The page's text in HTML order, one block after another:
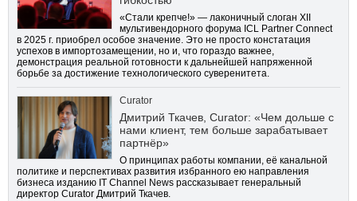
«Стали крепче!» — лаконичный слоган XII
мультивендорного форума ICL Partner Connect
в 2025 г. приобрел особое значение. Это не просто констатация
успехов в импортозамещении, но и, что гораздо важнее,
демонстрация реальной готовности к дальнейшей напряженной
борьбе за достижение технологического суверенитета.
Curator
Дмитрий Ткачев, Curator: «Чем дольше с
нами клиент, тем больше зарабатывает
партнёр»
О принципах работы компании, её канальной
политике и перспективах развития избранного ею направления
бизнеса изданию IT Channel News рассказывает генеральный
директор Curator Дмитрий Ткачев.